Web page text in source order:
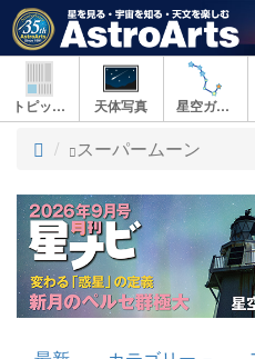
トピックス 天体写真 星空ガイド
ト
プ
スーパームーン
AstroArts